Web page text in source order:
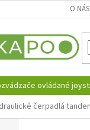
O NÁS
ovládané
čerpadlá